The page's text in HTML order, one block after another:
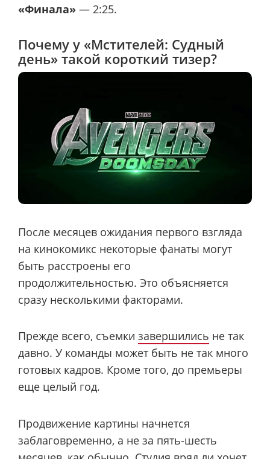
«Финала» — 2:25.
Почему у «Мстителей: Судный
день» такой короткий тизер?
После месяцев ожидания первого взгляда
на кинокомикс некоторые фанаты могут
быть расстроены его
продолжительностью. Это объясняется
сразу несколькими факторами.
Прежде всего, съемки завершились не так
давно. У команды может быть не так много
готовых кадров. Кроме того, до премьеры
еще целый год.
Продвижение картины начнется
заблаговременно, а не за пять-шесть